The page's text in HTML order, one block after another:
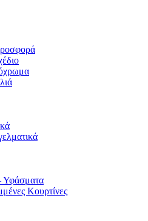
Υφάσματα
Κουρτίνες